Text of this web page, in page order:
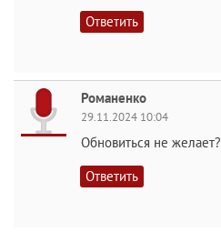
Ответить
Романенко
29.11.2024 10:04
Обновиться не желает?
Ответить